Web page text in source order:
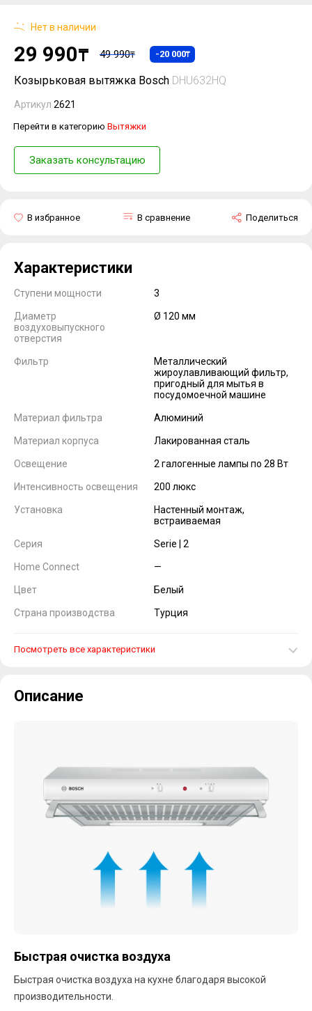
Козырьковая вытяжка Bosch DHU632HQ
Артикул 2621
Перейти в категорию Вытяжки
Заказать консультацию
Поделиться
В сравнение
В избранное
Нет в наличии
29 990₸ 49 990₸ -20 000₸
Характеристики
Ступени мощности 3
Диаметр
воздуховыпускного
отверстия
Ø 120 мм
Фильтр
Металлический
жироулавливающий фильтр,
пригодный для мытья в
посудомоечной машине
Материал фильтра Алюминий
Материал корпуса Лакированная сталь
Освещение 2 галогенные лампы по 28 Вт
Интенсивность освещения 200 люкс
Установка
Настенный монтаж,
встраиваемая
Серия Serie | 2
Home Connect —
Цвет Белый
Страна производства Турция
Посмотреть все характеристики
Описание
Быстрая очистка воздуха
Быстрая очистка воздуха на кухне благодаря высокой
производительности.